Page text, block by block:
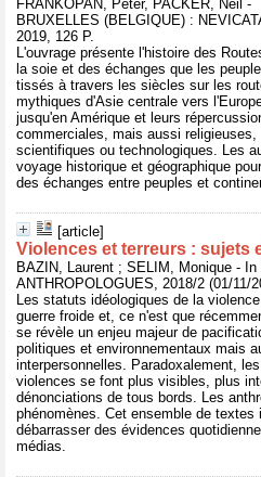
FRANKOPAN, Peter, PACKER, Neil -
BRUXELLES (BELGIQUE) :
2019, 126 P.
L'ouvrage présente l'histoire des
la soie et des échanges que les
tissés à travers les siècles sur les
mythiques d'Asie centrale vers
jusqu'en Amérique et leurs
commerciales, mais aussi religieuses,
scientifiques ou technologiques. Les
voyage historique et géographique
des échanges entre peuples et
[article]
Violences et terreurs : sujets
BAZIN, Laurent ; SELIM, Monique -
ANTHROPOLOGUES, 2018/2 (01/11/
Les statuts idéologiques de la
guerre froide et, ce n'est que
se révèle un enjeu majeur de
politiques et environnementaux mais
interpersonnelles. Paradoxalement,
violences se font plus visibles, plus
dénonciations de tous bords. Les
phénomènes. Cet ensemble de
débarrasser des évidences
médias.